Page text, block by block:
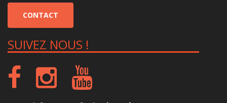
CONTACT
SUIVEZ NOUS !